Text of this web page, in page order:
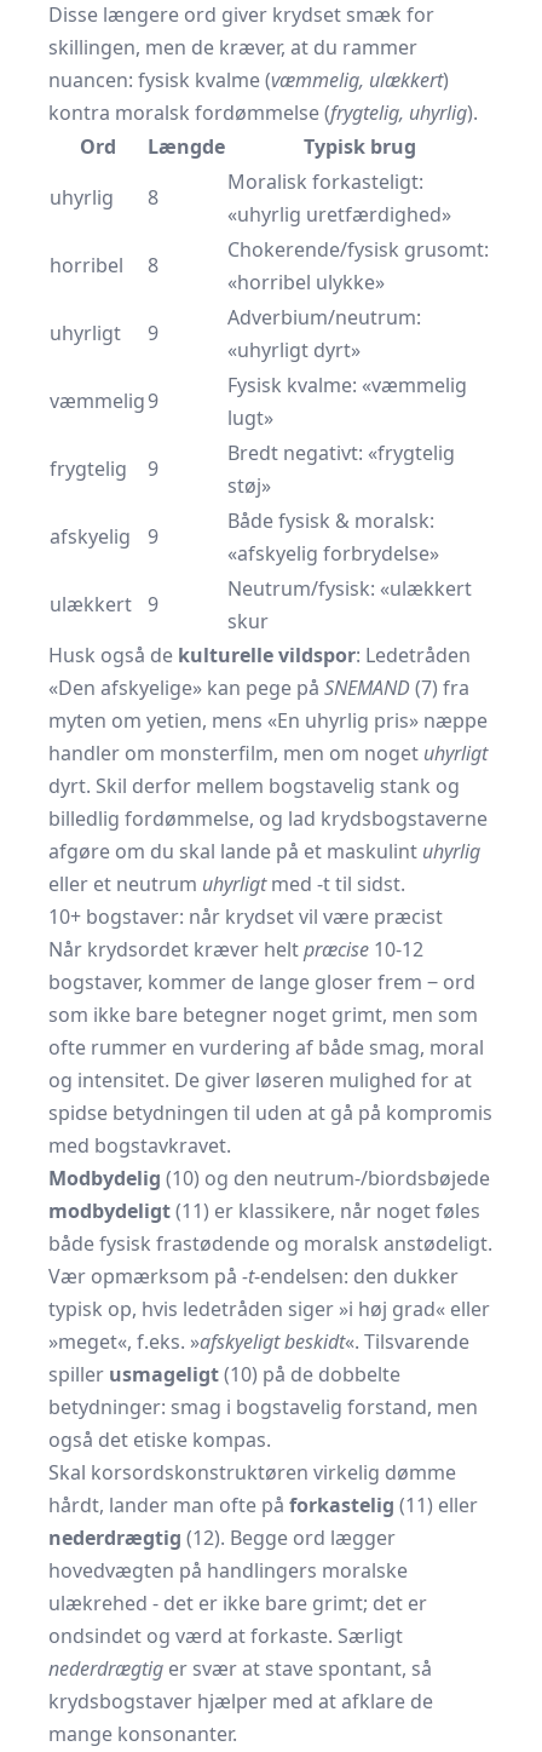
Disse længere ord giver krydset smæk for
skillingen, men de kræver, at du rammer
nuancen: fysisk kvalme (væmmelig, ulækkert)
kontra moralsk fordømmelse (frygtelig, uhyrlig).
Ord
Længde
Typisk brug
uhyrlig
8
Moralisk forkasteligt:
«uhyrlig uretfærdighed»
horribel
8
Chokerende/fysisk grusomt:
«horribel ulykke»
uhyrligt
9
Adverbium/neutrum:
«uhyrligt dyrt»
væmmelig9
Fysisk kvalme: «væmmelig
lugt»
frygtelig
9
Bredt negativt: «frygtelig
støj»
afskyelig
9
Både fysisk & moralsk:
«afskyelig forbrydelse»
ulækkert 9
Neutrum/fysisk: «ulækkert
skur
Husk også de kulturelle vildspor: Ledetråden
«Den afskyelige» kan pege på SNEMAND (7) fra
myten om yetien, mens «En uhyrlig pris» næppe
handler om monsterfilm, men om noget uhyrligt
dyrt. Skil derfor mellem bogstavelig stank og
billedlig fordømmelse, og lad krydsbogstaverne
afgøre om du skal lande på et maskulint uhyrlig
eller et neutrum uhyrligtmed -t til sidst.
10+ bogstaver: når krydset vil være præcist
Når krydsordet kræver heltpræcise 10-12
bogstaver, kommer de lange gloser frem ‒ ord
som ikke bare betegner noget grimt, men som
ofte rummer en vurdering af både smag, moral
og intensitet. De giver løseren mulighed for at
spidse betydningen til uden at gå på kompromis
med bogstavkravet.
Modbydelig (10) og den neutrum-/biordsbøjede
modbydeligt(11) er klassikere, når noget føles
både fysisk frastødende og moralsk anstødeligt.
Vær opmærksom på -t-endelsen: den dukker
typisk op, hvis ledetråden siger »i høj grad« eller
»meget«, f.eks. »afskyeligt beskidt«. Tilsvarende
spiller usmageligt(10) på de dobbelte
betydninger: smag i bogstavelig forstand, men
også det etiske kompas.
Skal korsordskonstruktøren virkelig dømme
hårdt, lander man ofte på forkastelig (11) eller
nederdrægtig (12). Begge ord lægger
hovedvægten på handlingers moralske
ulækrehed - det er ikke bare grimt; det er
ondsindet og værd at forkaste. Særligt
nederdrægtig er svær at stave spontant, så
krydsbogstaver hjælper med at afklare de
mange konsonanter.